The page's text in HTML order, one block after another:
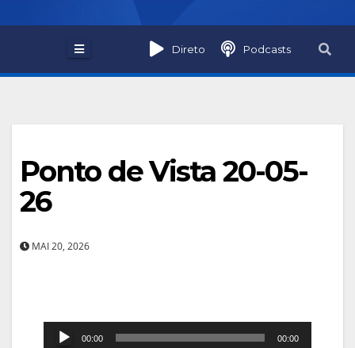
Direto Podcasts
Ponto de Vista 20-05-
26
MAI 20, 2026
Reprodutor
00:00 00:00